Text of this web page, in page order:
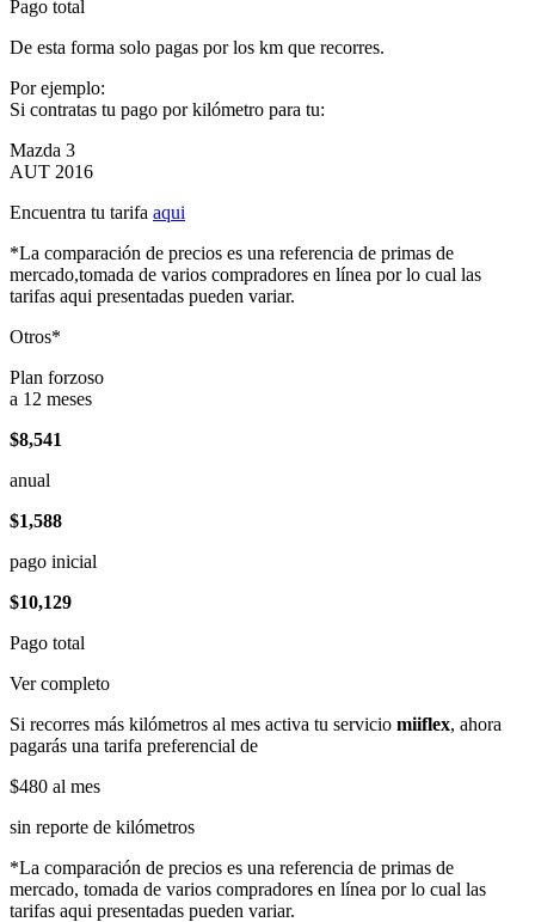
Pago total
De esta forma solo pagas por los km que recorres.
Por ejemplo:
Si contratas tu pago por kilómetro para tu:
Mazda 3
AUT 2016
Encuentra tu tarifa aqui
*La comparación de precios es una referencia de primas de
mercado,tomada de varios compradores en línea por lo cual las
tarifas aqui presentadas pueden variar.
Otros*
Plan forzoso
a 12 meses
$8,541
anual
$1,588
pago inicial
$10,129
Pago total
Ver completo
Si recorres más kilómetros al mes activa tu servicio miiflex, ahora
pagarás una tarifa preferencial de
$480 al mes
sin reporte de kilómetros
*La comparación de precios es una referencia de primas de
mercado, tomada de varios compradores en línea por lo cual las
tarifas aqui presentadas pueden variar.